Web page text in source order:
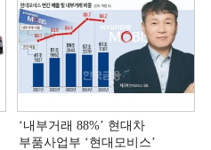
‘내부거래 88%ʼ 현대차
부품사업부 ‘현대모비스ʼ